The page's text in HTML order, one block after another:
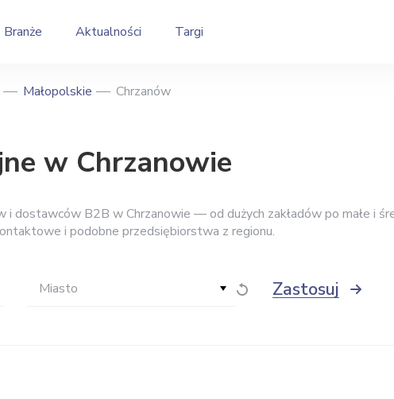
Branże Aktualności Targi
Małopolskie Chrzanów
w Chrzanowie
i dostawców B2B w Chrzanowie — od dużych zakładów po małe i
i podobne przedsiębiorstwa z regionu.
Miasto Zastosuj